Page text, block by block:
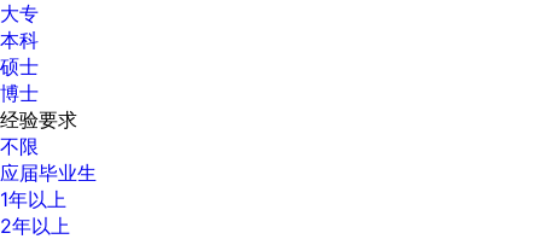
大专
本科
硕士
博士
经验要求
不限
应届毕业生
1年以上
2年以上